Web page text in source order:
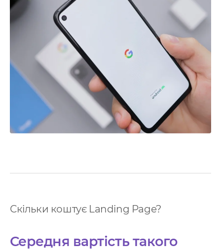
CRM
маркетинг
автоматизація
Скільки коштує Landing Page?
Середня вартість такого